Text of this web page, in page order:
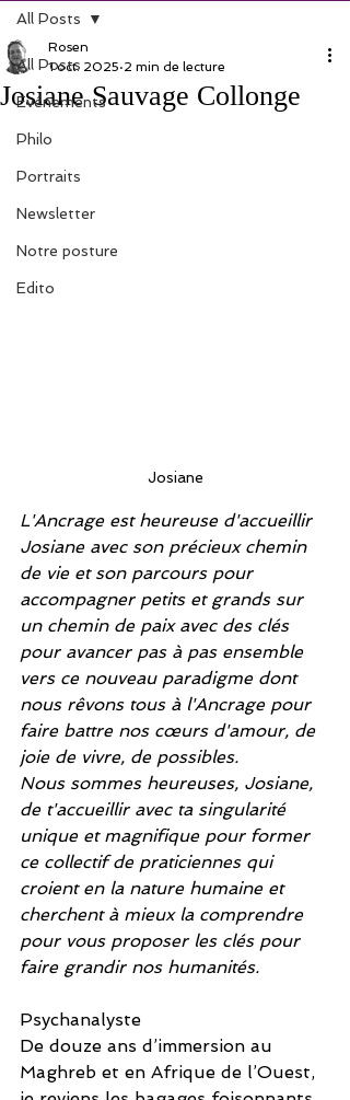
All Posts
Evénements
Philo
Portraits
Newsletter
Notre posture
Edito
All Posts
Josiane Sauvage Collonge
Rosen
1 oct. 2025 2 min de lecture
Josiane
L'Ancrage est heureuse d'accueillir
Josiane avec son précieux chemin
de vie et son parcours pour
accompagner petits et grands sur
un chemin de paix avec des clés
pour avancer pas à pas ensemble
vers ce nouveau paradigme dont
nous rêvons tous à l'Ancrage pour
faire battre nos cœurs d'amour, de
joie de vivre, de possibles.
Nous sommes heureuses, Josiane,
de t'accueillir avec ta singularité
unique et magnifique pour former
ce collectif de praticiennes qui
croient en la nature humaine et
cherchent à mieux la comprendre
pour vous proposer les clés pour
faire grandir nos humanités.
Psychanalyste
De douze ans d’immersion au
Maghreb et en Afrique de l’Ouest,